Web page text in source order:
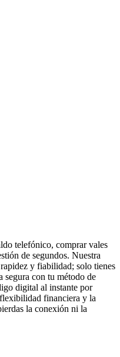
telefónico, comprar vales
de segundos. Nuestra
y fiabilidad; solo tienes
segura con tu método de
digital al instante por
financiera y la
la conexión ni la